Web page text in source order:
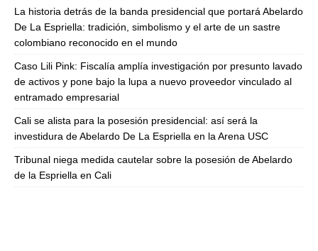
La historia detrás de la banda presidencial que portará Abelardo
De La Espriella: tradición, simbolismo y el arte de un sastre
colombiano reconocido en el mundo
Caso Lili Pink: Fiscalía amplía investigación por presunto lavado
de activos y pone bajo la lupa a nuevo proveedor vinculado al
entramado empresarial
Cali se alista para la posesión presidencial: así será la
investidura de Abelardo De La Espriella en la Arena USC
Tribunal niega medida cautelar sobre la posesión de Abelardo
de la Espriella en Cali